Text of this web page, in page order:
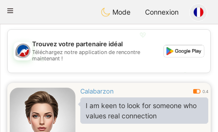
AustraliaChat
Toggle
Mode Connexion
💖
💕
Trouvez votre partenaire idéal
Téléchargez notre application de rencontre
maintenant !
Calabarzon 0.4
I am keen to look for someone who
values real connection